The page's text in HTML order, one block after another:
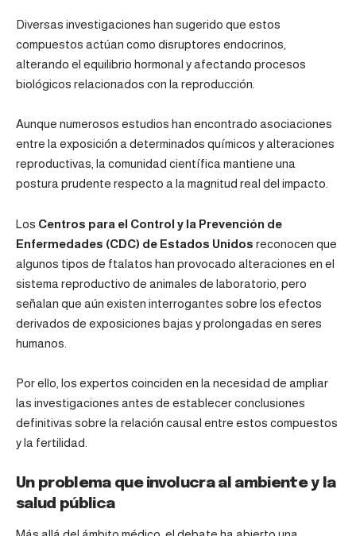
Diversas investigaciones han sugerido que estos
compuestos actúan como disruptores endocrinos,
alterando el equilibrio hormonal y afectando procesos
biológicos relacionados con la reproducción.
Aunque numerosos estudios han encontrado asociaciones
entre la exposición a determinados químicos y alteraciones
reproductivas, la comunidad científica mantiene una
postura prudente respecto a la magnitud real del impacto.
Los Centros para el Control y la Prevención de
Enfermedades (CDC) de Estados Unidos reconocen que
algunos tipos de ftalatos han provocado alteraciones en el
sistema reproductivo de animales de laboratorio, pero
señalan que aún existen interrogantes sobre los efectos
derivados de exposiciones bajas y prolongadas en seres
humanos.
Por ello, los expertos coinciden en la necesidad de ampliar
las investigaciones antes de establecer conclusiones
definitivas sobre la relación causal entre estos compuestos
y la fertilidad.
Un problema que involucra al ambiente y la
salud pública